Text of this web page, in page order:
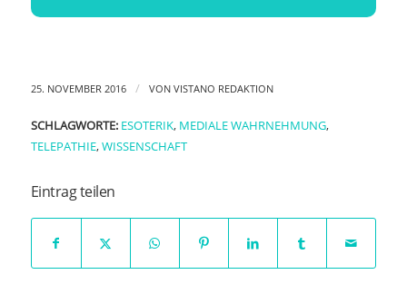
25. NOVEMBER 2016 / VON VISTANO REDAKTION
SCHLAGWORTE: ESOTERIK, MEDIALE WAHRNEHMUNG,
TELEPATHIE,WISSENSCHAFT
Eintrag teilen